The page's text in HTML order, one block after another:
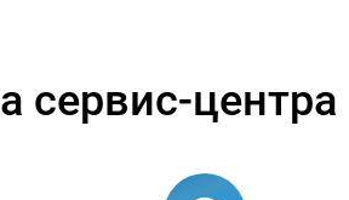
сервис-центра